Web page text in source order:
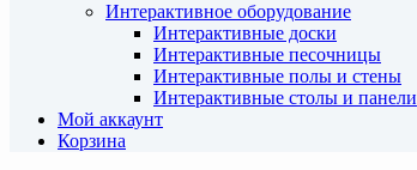
Интерактивное оборудование
Интерактивные доски
Интерактивные песочницы
Интерактивные полы и стены
Интерактивные столы и панели
Мой аккаунт
Корзина